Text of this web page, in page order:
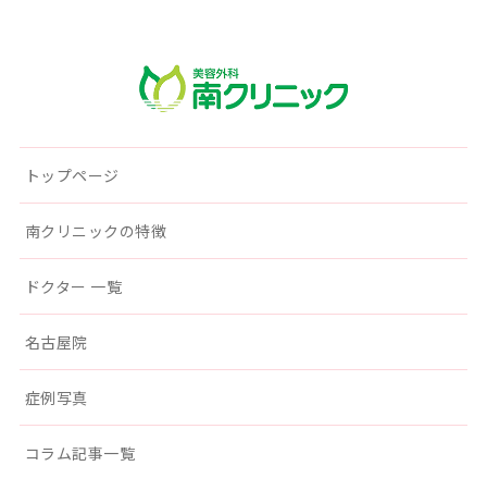
トップページ
南クリニックの特徴
ドクター 一覧
名古屋院
症例写真
コラム記事一覧